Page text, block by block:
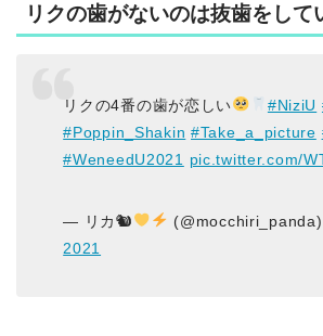
リクの歯がないのは抜歯をして
リクの4番の歯が恋しい #NiziU
#Poppin_Shakin #Take_a_picture
#WeneedU2021
pic.twitter.com/
— リカ🐿
2021